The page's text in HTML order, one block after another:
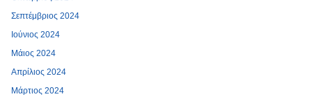
Σεπτέμβριος 2024
Ιούνιος 2024
Μάιος 2024
Απρίλιος 2024
Μάρτιος 2024